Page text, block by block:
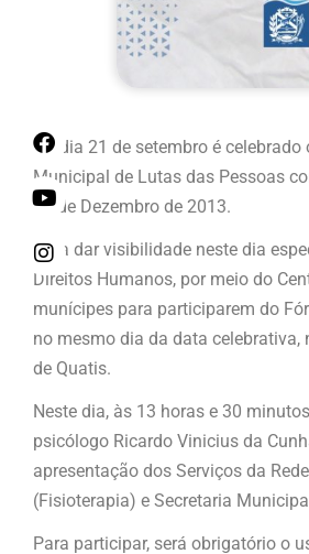
No dia 21 de setembro é
Municipal de Lutas das Pessoas
11 de Dezembro de 2013.
Para dar visibilidade neste dia
Direitos Humanos, por meio do
munícipes para participarem do
no mesmo dia da data celebrativa,
de Quatis.
Neste dia, às 13 horas e 30
psicólogo Ricardo Vinicius da
apresentação dos Serviços da
(Fisioterapia) e Secretaria
Para participar, será obrigatório o